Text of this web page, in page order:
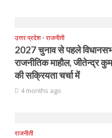
उत्तर प्रदेश • राजनीती
2027 चुनाव से पहले
राजनीतिक माहौल, जीतेन्द्र
की सक्रियता चर्चा में
4 months ago
राजनीती